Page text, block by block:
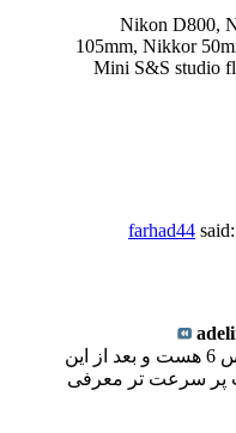
Nikon D800,
105mm, Nikkor
Mini S&S studio
farhad44 said:
sandisk ultra از سری کلاس 6 هست و بعد از این
کارت پر سرعت تر معرفی